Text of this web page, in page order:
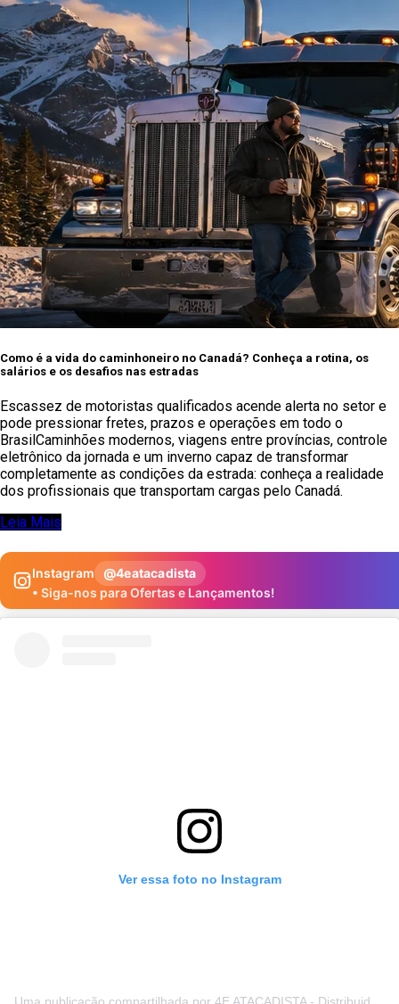
Como é a vida do caminhoneiro no Canadá? Conheça a rotina, os
salários e os desafios nas estradas
Escassez de motoristas qualificados acende alerta no setor e
pode pressionar fretes, prazos e operações em todo o
BrasilCaminhões modernos, viagens entre províncias, controle
eletrônico da jornada e um inverno capaz de transformar
completamente as condições da estrada: conheça a realidade
dos profissionais que transportam cargas pelo Canadá.
Leia Mais
Instagram
@4eatacadista
• Siga-nos para Ofertas e Lançamentos!
Ver essa foto no Instagram